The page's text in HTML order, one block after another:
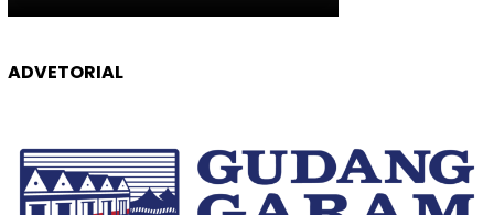
ADVETORIAL